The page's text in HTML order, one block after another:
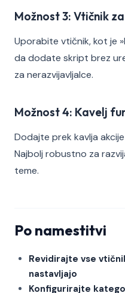
Možnost 3: Vtičnik
Uporabite vtičnik, kot je
da dodate skript brez
za nerazvijavljalce.
Možnost 4: Kavelj
Dodajte prek kavlja
Najbolj robustno za
teme.
Po namestitvi
Revidirajte vse
nastavljajo
Konfigurirajte